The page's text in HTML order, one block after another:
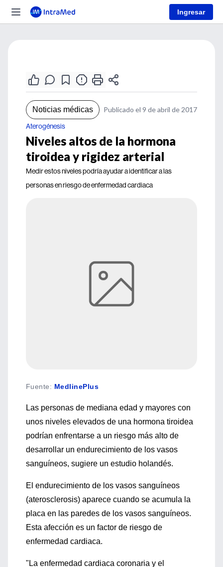
Ingresar
Noticias médicas Publicado el 9 de abril de 2017
Aterogénesis
Niveles altos de la hormona
tiroidea y rigidez arterial
Medir estos niveles podría ayudar a identificar a las
personas en riesgo de enfermedad cardiaca
Fuente: MedlinePlus
Las personas de mediana edad y mayores con
unos niveles elevados de una hormona tiroidea
podrían enfrentarse a un riesgo más alto de
desarrollar un endurecimiento de los vasos
sanguíneos, sugiere un estudio holandés.
El endurecimiento de los vasos sanguíneos
(aterosclerosis) aparece cuando se acumula la
placa en las paredes de los vasos sanguíneos.
Esta afección es un factor de riesgo de
enfermedad cardiaca.
"La enfermedad cardiaca coronaria y el